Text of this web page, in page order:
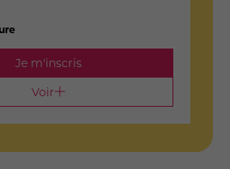
Je m'inscris
Voir